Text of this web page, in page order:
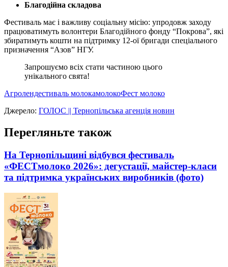
Благодійна складова
Фестиваль має і важливу соціальну місію: упродовж заходу
працюватимуть волонтери Благодійного фонду “Покрова”, які
збиратимуть кошти на підтримку 12-ої бригади спеціального
призначення “Азов” НГУ.
Запрошуємо всіх стати частиною цього
унікального свята!
Агролендестиваль молокамолокоФест молоко
Джерело: ГОЛОС || Тернопільська агенція новин
Перегляньте також
На Тернопільщині відбувся фестиваль
«ФЕСТмолоко 2026»: дегустації, майстер-класи
та підтримка українських виробників (фото)